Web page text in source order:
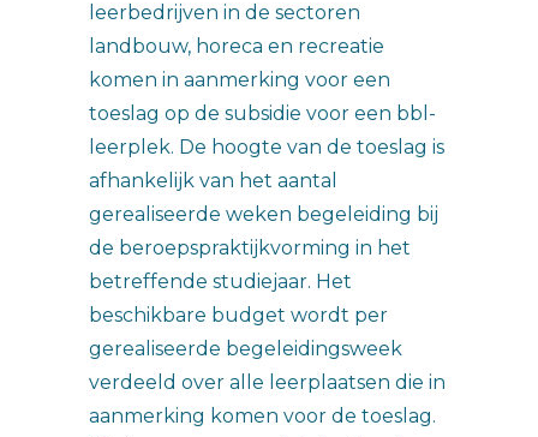
leerbedrijven in de sectoren
landbouw, horeca en recreatie
komen in aanmerking voor een
toeslag op de subsidie voor een bbl-
leerplek. De hoogte van de toeslag is
afhankelijk van het aantal
gerealiseerde weken begeleiding bij
de beroepspraktijkvorming in het
betreffende studiejaar. Het
beschikbare budget wordt per
gerealiseerde begeleidingsweek
verdeeld over alle leerplaatsen die in
aanmerking komen voor de toeslag.